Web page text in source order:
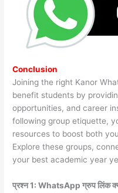
Conclusion
Joining the right Kanor
benefit students by
opportunities, and career
following group etiquette,
resources to boost both
Explore these groups,
your best academic year
प्रश्न 1: WhatsApp ग्रुप लिंक